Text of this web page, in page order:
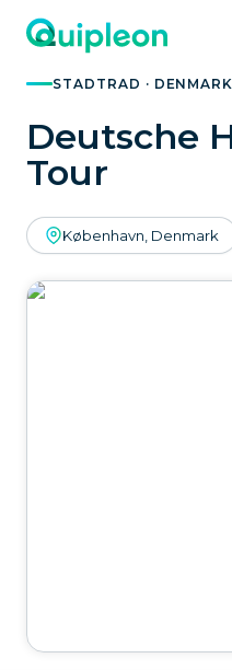
STADTRAD · DENMARK
Deutsche
Tour
København, Denmark